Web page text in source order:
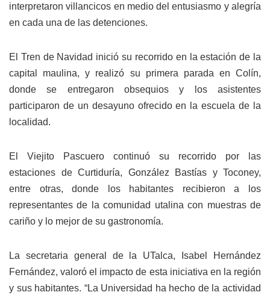
interpretaron villancicos en medio del entusiasmo y alegría
en cada una de las detenciones.
El Tren de Navidad inició su recorrido en la estación de la
capital maulina, y realizó su primera parada en Colín,
donde se entregaron obsequios y los asistentes
participaron de un desayuno ofrecido en la escuela de la
localidad.
El Viejito Pascuero continuó su recorrido por las
estaciones de Curtiduría, González Bastías y Toconey,
entre otras, donde los habitantes recibieron a los
representantes de la comunidad utalina con muestras de
cariño y lo mejor de su gastronomía.
La secretaria general de la UTalca, Isabel Hernández
Fernández, valoró el impacto de esta iniciativa en la región
y sus habitantes. “La Universidad ha hecho de la actividad